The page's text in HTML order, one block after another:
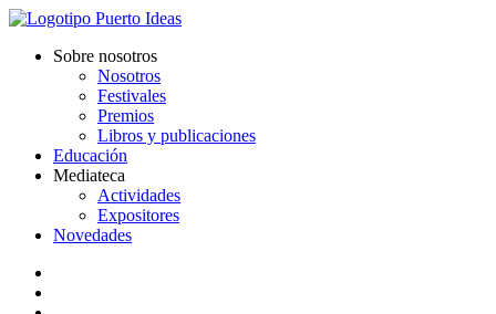
Sobre nosotros
Nosotros
Festivales
Premios
Libros y publicaciones
Educación
Mediateca
Actividades
Expositores
Novedades